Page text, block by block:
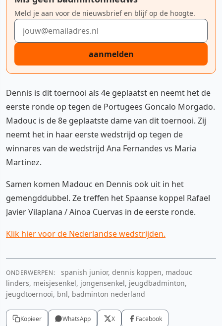
Meld je aan voor de nieuwsbrief en blijf op de hoogte.
E-mailadres
aanmelden
Dennis is dit toernooi als 4e geplaatst en neemt het de
eerste ronde op tegen de Portugees Goncalo Morgado.
Madouc is de 8e geplaatste dame van dit toernooi. Zij
neemt het in haar eerste wedstrijd op tegen de
winnares van de wedstrijd Ana Fernandes vs Maria
Martinez.
Samen komen Madouc en Dennis ook uit in het
gemengddubbel. Ze treffen het Spaanse koppel Rafael
Javier Vilaplana / Ainoa Cuervas in de eerste ronde.
Klik hier voor de Nederlandse wedstrijden.
ONDERWERPEN:
spanish junior, dennis koppen, madouc
linders, meisjesenkel, jongensenkel, jeugdbadminton,
jeugdtoernooi, bnl, badminton nederland
Kopieer WhatsApp X Facebook